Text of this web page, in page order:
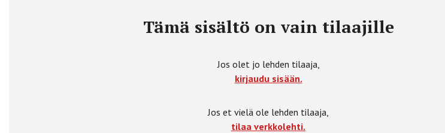
Tämä sisältö on vain tilaajille
Jos olet jo lehden tilaaja,
kirjaudu sisään.
Jos et vielä ole lehden tilaaja,
tilaa verkkolehti.